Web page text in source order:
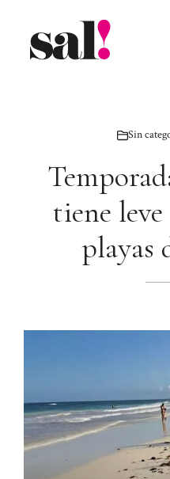
contenido
Sin
tiene
playas